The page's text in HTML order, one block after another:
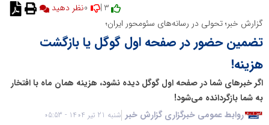
3 |
گزارش خبر؛ تحولی در رسانه‌های سئومحور ایران؛
تضمین حضور در صفحه اول گوگل یا بازگشت
هزینه!
اگر خبرهای شما در صفحه اول گوگل دیده نشود، هزینه همان ماه با افتخار
به شما بازگردانده می‌شود!
روابط عمومی خبرگزاری گزارش خبر شنبه 21 تیر 1404 - 05:53